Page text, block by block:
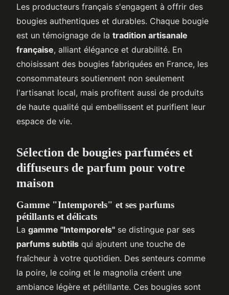
Les producteurs français s'engagent à offrir des
bougies authentiques et durables. Chaque bougie
est un témoignage de la tradition artisanale
française, alliant élégance et durabilité. En
choisissant des bougies fabriquées en France, les
consommateurs soutiennent non seulement
l'artisanat local, mais profitent aussi de produits
de haute qualité qui embellissent et purifient leur
espace de vie.
Sélection de bougies parfumées et
diffuseurs de parfum pour votre
maison
Gamme "Intemporels" et ses parfums
pétillants et délicats
La gamme "Intemporels" se distingue par ses
parfums subtils qui ajoutent une touche de
fraîcheur à votre quotidien. Des senteurs comme
la poire, le coing et le magnolia créent une
ambiance légère et pétillante. Ces bougies sont